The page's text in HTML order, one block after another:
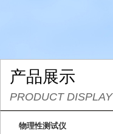
产品展示
PRODUCT DISPLAY
物理性测试仪